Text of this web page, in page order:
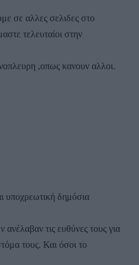
σε αλλες σελιδες στο
τελευταίοι στην
,οπως κανουν αλλοι.
υποχρεωτική δημόσια
τις ευθύνες τους για
τους. Και όσοι το